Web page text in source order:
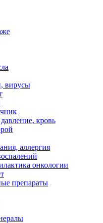
вирусы
кровь
аллергия
онкологии
препараты